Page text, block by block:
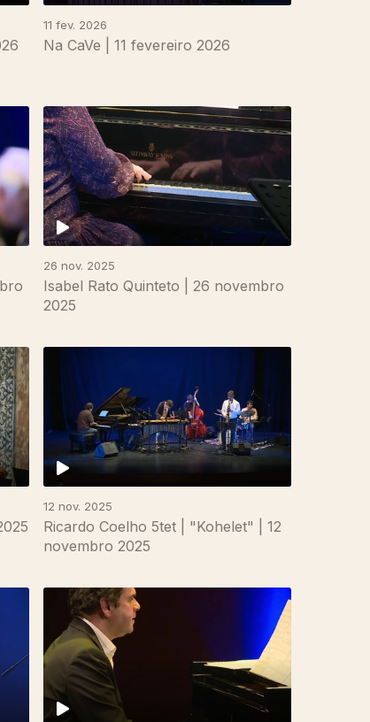
11 fev. 2026
Na CaVe | 11 fevereiro 2026
26 nov. 2025
Isabel Rato Quinteto | 26 novembro
2025
12 nov. 2025
Ricardo Coelho 5tet | "Kohelet" | 12
novembro 2025